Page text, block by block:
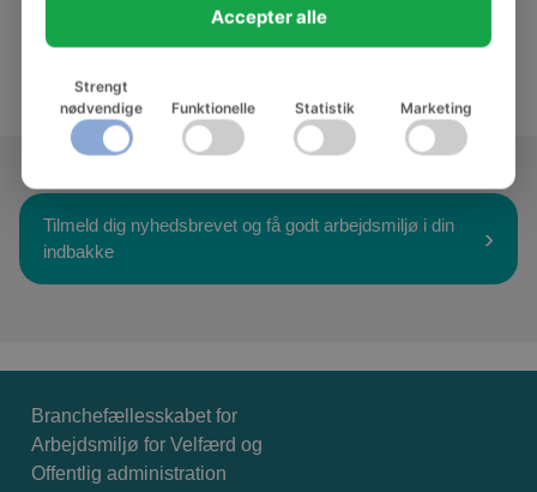
Alle publikationer - Lederens trivsel
Tilmeld dig nyhedsbrevet og få godt arbejdsmiljø i din
indbakke
Branchefællesskabet for
Arbejdsmiljø for Velfærd og
Offentlig administration
Accepter alle
Strengt
nødvendige
Funktionelle Statistik Marketing